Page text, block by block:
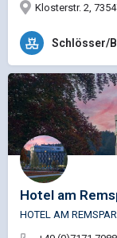
Klosterstr. 2,
Schlösser/
Hotel am